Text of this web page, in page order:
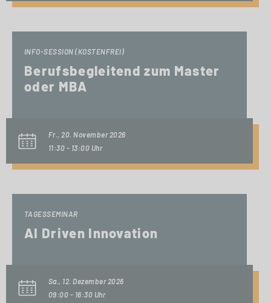
INFO-SESSION (KOSTENFREI)
Berufsbegleitend zum Master
oder MBA
Fr., 20. November 2026
11:30 - 13:00 Uhr
TAGESSEMINAR
AI Driven Innovation
Sa., 12. Dezember 2026
09:00 - 16:30 Uhr